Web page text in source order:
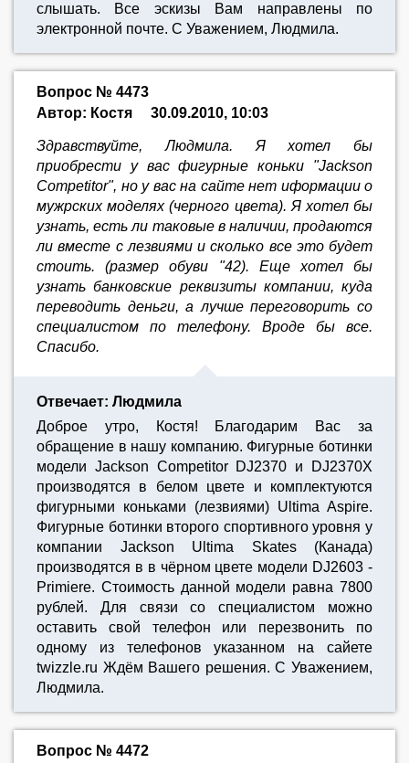
слышать. Все эскизы Вам направлены по
электронной почте. С Уважением, Людмила.
Вопрос № 4473
Автор: Костя
30.09.2010, 10:03
Здравствуйте, Людмила. Я хотел бы
приобрести у вас фигурные коньки "Jackson
Competitor", но у вас на сайте нет иформации о
мужрских моделях (черного цвета). Я хотел бы
узнать, есть ли таковые в наличии, продаются
ли вместе с лезвиями и сколько все это будет
стоить. (размер обуви "42). Еще хотел бы
узнать банковские реквизиты компании, куда
переводить деньги, а лучше переговорить со
специалистом по телефону. Вроде бы все.
Спасибо.
Отвечает: Людмила
Доброе утро, Костя! Благодарим Вас за
обращение в нашу компанию. Фигурные ботинки
модели Jackson Competitor DJ2370 и DJ2370X
производятся в белом цвете и комплектуются
фигурными коньками (лезвиями) Ultima Aspire.
Фигурные ботинки второго спортивного уровня у
компании Jackson Ultima Skates (Канада)
производятся в в чёрном цвете модели DJ2603 -
Primiere. Стоимость данной модели равна 7800
рублей. Для связи со специалистом можно
оставить свой телефон или перезвонить по
одному из телефонов указанном на сайете
twizzle.ru Ждём Вашего решения. С Уважением,
Людмила.
Вопрос № 4472